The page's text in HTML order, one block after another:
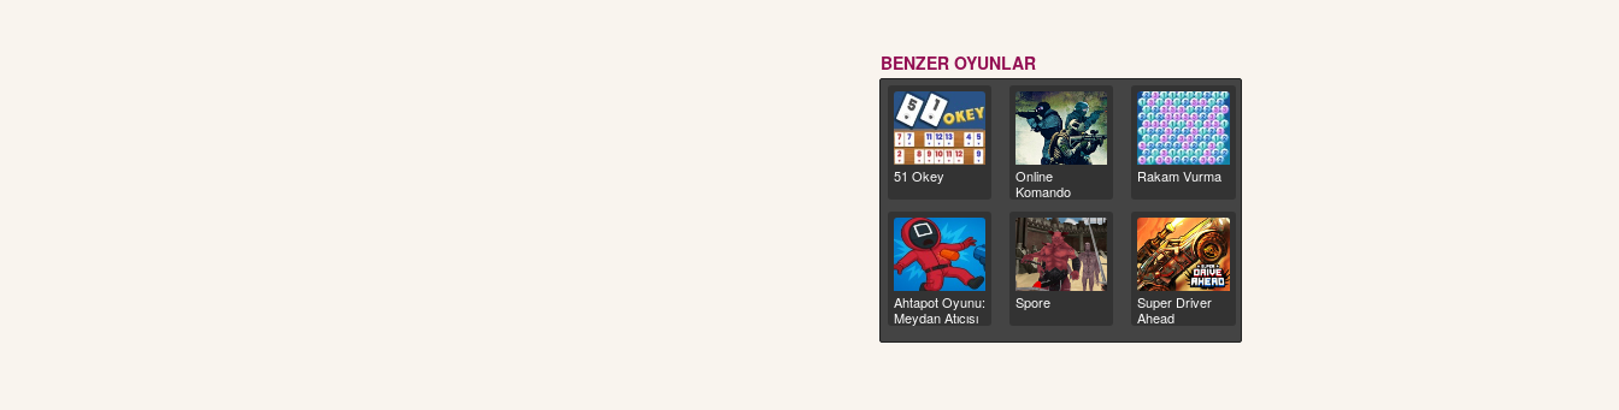
BENZER OYUNLAR
51 Okey
Online
Komando
Rakam Vurma
Ahtapot Oyunu:
Meydan Atıcısı
Spore
Super Driver
Ahead